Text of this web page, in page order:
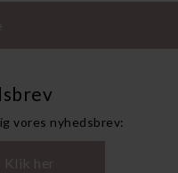
vores nyhedsbrev:
Klik her